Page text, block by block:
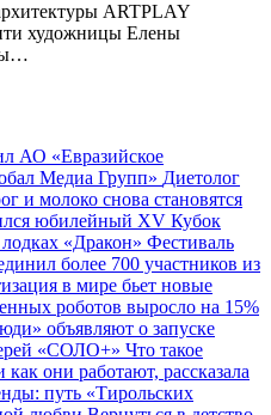
ARTPLAY
художницы Елены
АО «Евразийское
Медиа Групп» Диетолог
и молоко снова становятся
юбилейный XV Кубок
«Дракон» Фестиваль
более 700 участников из
в мире бьет новые
роботов выросло на 15%
объявляют о запуске
«СОЛО+» Что такое
они работают, рассказала
путь «Тирольских